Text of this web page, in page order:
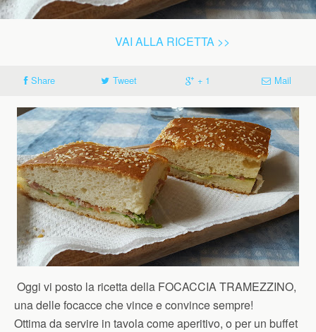
VAI ALLA RICETTA >>
Share Tweet + 1 Mail
Oggi vi posto la ricetta della FOCACCIA TRAMEZZINO,
una delle focacce che vince e convince sempre!
Ottima da servire in tavola come aperitivo, o per un buffet